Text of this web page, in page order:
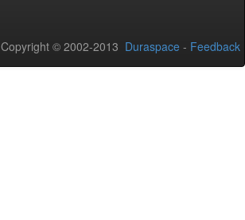
Copyright © 2002-2013 Duraspace - Feedback